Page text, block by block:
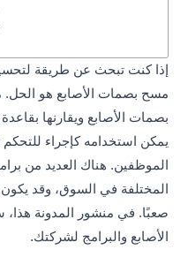
إذا كنت تبحث عن طريقة
مسح بصمات الأصابع هو الحل.
بصمات الأصابع ويقارنها
يمكن استخدامه كإجراء
الموظفين. هناك العديد من
المختلفة في السوق، وقد يكون
الأصابع والبرامج لشركتك.